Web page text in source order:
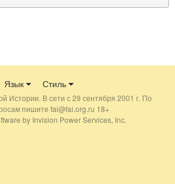
Язык Стиль
Истории. В сети с 29 сентября 2001 г. По
пишите fai@fai.org.ru 18+
by Invision Power Services, Inc.